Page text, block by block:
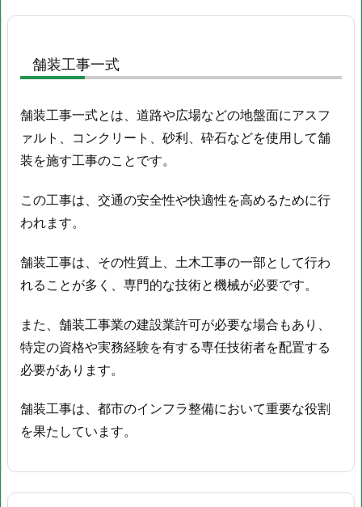
推
工
式
5.
矢
板
抜
業
6.
無
動・
無
舗装工事一式
舗装工事一式とは、道路や広場などの地盤面にアスフ
ァルト、コンクリート、砂利、砕石などを使用して舗
装を施す工事のことです。
この工事は、交通の安全性や快適性を高めるために行
われます。
舗装工事は、その性質上、土木工事の一部として行わ
れることが多く、専門的な技術と機械が必要です。
また、舗装工事業の建設業許可が必要な場合もあり、
特定の資格や実務経験を有する専任技術者を配置する
必要があります。
舗装工事は、都市のインフラ整備において重要な役割
を果たしています。